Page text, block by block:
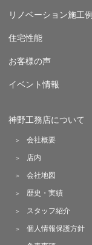
リノベーション施工例
住宅性能
お客様の声
イベント情報
神野工務店について
会社概要
店内
会社地図
歴史・実績
スタッフ紹介
個人情報保護方針